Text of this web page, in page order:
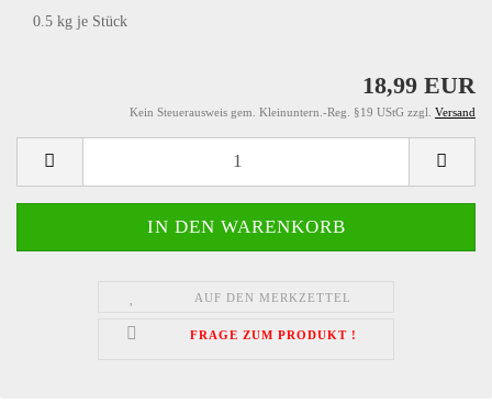
0.5 kg je Stück
18,99 EUR
Kein Steuerausweis gem. Kleinuntern.-Reg. §19 UStG zzgl. Versand
AUF DEN MERKZETTEL
FRAGE ZUM PRODUKT !